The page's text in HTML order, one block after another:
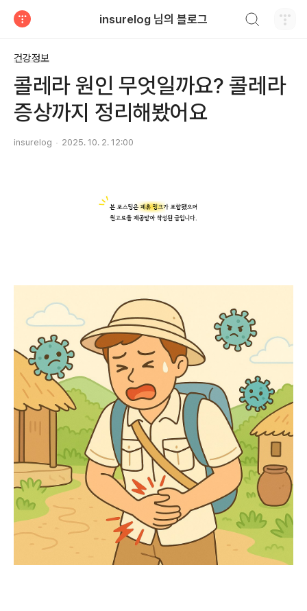
insurelog 님의 블로그
건강정보
콜레라 원인 무엇일까요? 콜레라
증상까지 정리해봤어요
insurelog 2025. 10. 2. 12:00